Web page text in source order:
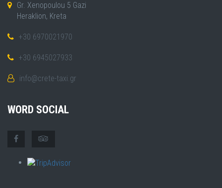
Gr. Xenopoulou 5 Gazi
Heraklion, Kreta
+30 6970021970
+30 6945027933
info@crete-taxi.gr
WORD SOCIAL